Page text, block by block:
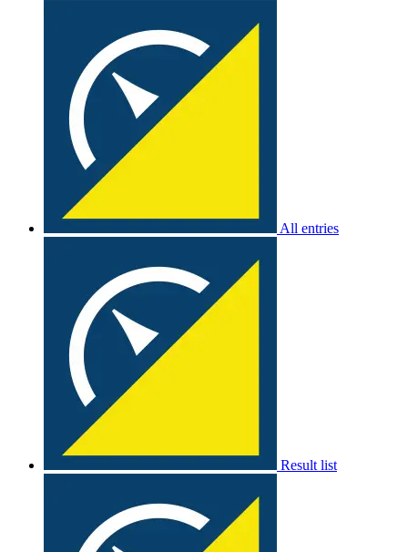
All entries
Result list